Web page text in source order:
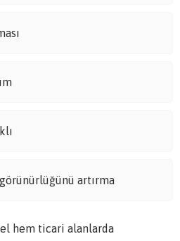
artırma
hem ticari alanlarda